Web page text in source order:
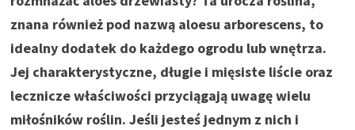
znana również pod nazwą aloesu arborescens, to
idealny dodatek do każdego ogrodu lub wnętrza.
Jej charakterystyczne, długie i mięsiste liście oraz
lecznicze właściwości przyciągają uwagę wielu
miłośników roślin. Jeśli jesteś jednym z nich i